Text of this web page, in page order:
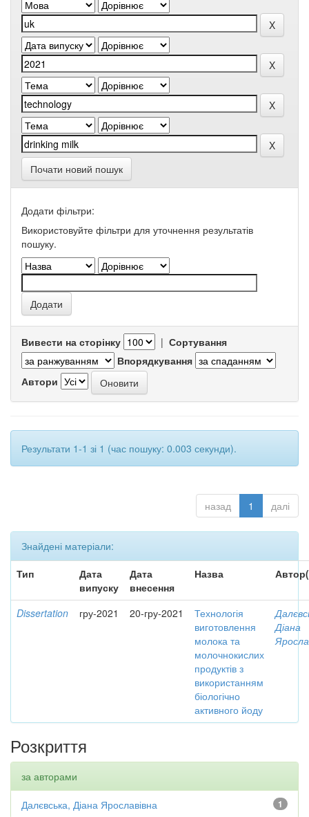
Почати новий пошук
Додати фільтри:
Використовуйте фільтри для уточнення результатів
пошуку.
Вивести на сторінку | Сортування
Впорядкування
Автори
Результати 1-1 зі 1 (час пошуку: 0.003 секунди).
назад 1 далі
Знайдені матеріали:
Тип
Дата
випуску
Дата
внесення
Назва
Dissertation гру-2021 20-гру-2021
Технологія
виготовлення
молока та
молочнокислих
продуктів з
використанням
біологічно
активного йоду
Діана
Розкриття
за авторами
1
Далєвська, Діана Ярославівна